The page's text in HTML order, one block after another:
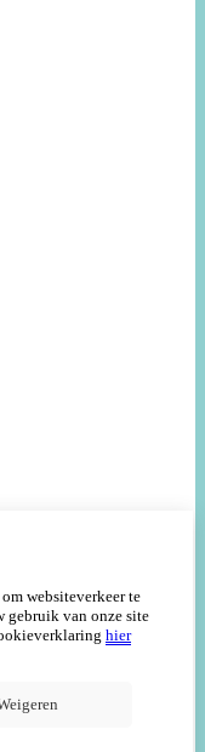
websiteverkeer te
gebruik van onze site
hier